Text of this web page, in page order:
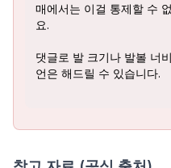
매에서는 이걸 통제할 수
요.
댓글로 발 크기나 발볼 너
언은 해드릴 수 있습니다.